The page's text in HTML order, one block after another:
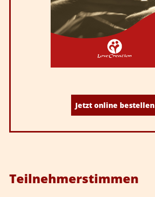
Jetzt online bestellen
Teilnehmerstimmen